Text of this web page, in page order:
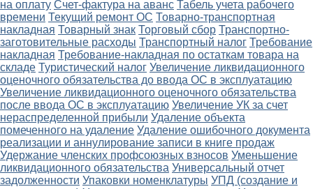
на оплату Счет-фактура на аванс Табель учета рабочего
времени Текущий ремонт ОС Товарно-транспортная
накладная Товарный знак Торговый сбор Транспортно-
заготовительные расходы Транспортный налог Требование
накладная Требование-накладная по остаткам товара на
складе Туристический налог Увеличение ликвидационного
оценочного обязательства до ввода ОС в эксплуатацию
Увеличение ликвидационного оценочного обязательства
после ввода ОС в эксплуатацию Увеличение УК за счет
нераспределенной прибыли Удаление объекта
помеченного на удаление Удаление ошибочного документа
реализации и аннулирование записи в книге продаж
Удержание членских профсоюзных взносов Уменьшение
ликвидационного обязательства Универсальный отчет
задолженности Упаковки номенклатуры УПД (создание и